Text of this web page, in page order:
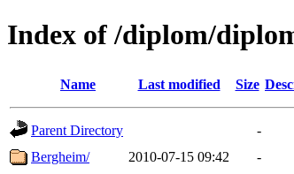
Index of /diplom/
Name Last modified Size
Parent Directory
-
Bergheim/
2010-07-15 09:42
-